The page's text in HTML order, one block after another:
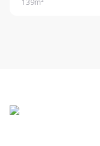
forma inteligente
139m²